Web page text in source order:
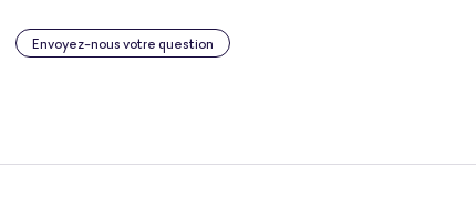
Envoyez-nous votre question